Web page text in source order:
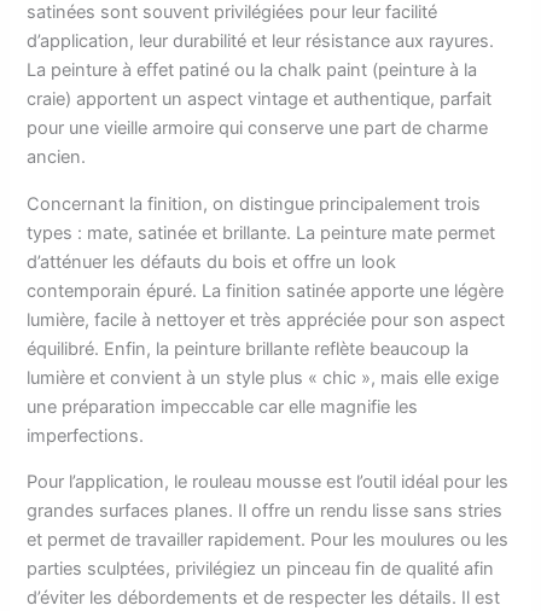
satinées sont souvent privilégiées pour leur facilité
d’application, leur durabilité et leur résistance aux rayures.
La peinture à effet patiné ou la chalk paint (peinture à la
craie) apportent un aspect vintage et authentique, parfait
pour une vieille armoire qui conserve une part de charme
ancien.
Concernant la finition, on distingue principalement trois
types : mate, satinée et brillante. La peinture mate permet
d’atténuer les défauts du bois et offre un look
contemporain épuré. La finition satinée apporte une légère
lumière, facile à nettoyer et très appréciée pour son aspect
équilibré. Enfin, la peinture brillante reflète beaucoup la
lumière et convient à un style plus « chic », mais elle exige
une préparation impeccable car elle magnifie les
imperfections.
Pour l’application, le rouleau mousse est l’outil idéal pour les
grandes surfaces planes. Il offre un rendu lisse sans stries
et permet de travailler rapidement. Pour les moulures ou les
parties sculptées, privilégiez un pinceau fin de qualité afin
d’éviter les débordements et de respecter les détails. Il est